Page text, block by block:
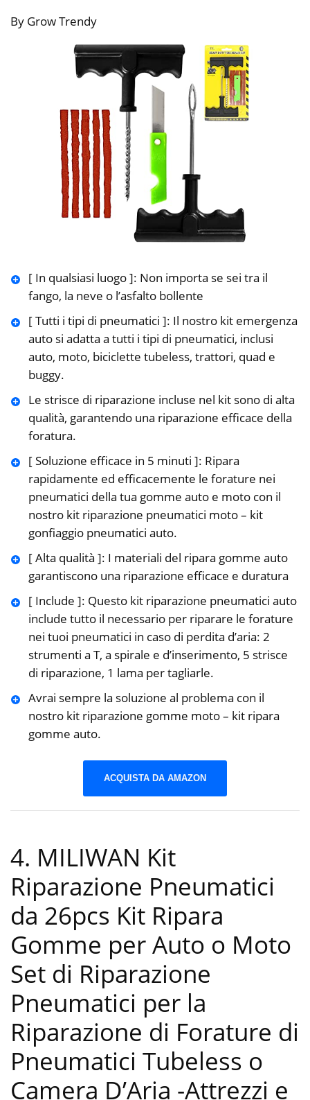
By Grow Trendy
[ In qualsiasi luogo ]: Non importa se sei tra il
fango, la neve o l’asfalto bollente
[ Tutti i tipi di pneumatici ]: Il nostro kit emergenza
auto si adatta a tutti i tipi di pneumatici, inclusi
auto, moto, biciclette tubeless, trattori, quad e
buggy.
Le strisce di riparazione incluse nel kit sono di alta
qualità, garantendo una riparazione efficace della
foratura.
[ Soluzione efficace in 5 minuti ]: Ripara
rapidamente ed efficacemente le forature nei
pneumatici della tua gomme auto e moto con il
nostro kit riparazione pneumatici moto – kit
gonfiaggio pneumatici auto.
[ Alta qualità ]: I materiali del ripara gomme auto
garantiscono una riparazione efficace e duratura
[ Include ]: Questo kit riparazione pneumatici auto
include tutto il necessario per riparare le forature
nei tuoi pneumatici in caso di perdita d’aria: 2
strumenti a T, a spirale e d’inserimento, 5 strisce
di riparazione, 1 lama per tagliarle.
Avrai sempre la soluzione al problema con il
nostro kit riparazione gomme moto – kit ripara
gomme auto.
ACQUISTA DA AMAZON
4. MILIWAN Kit
Riparazione Pneumatici
da 26pcs Kit Ripara
Gomme per Auto o Moto
Set di Riparazione
Pneumatici per la
Riparazione di Forature di
Pneumatici Tubeless o
Camera D’Aria -Attrezzi e